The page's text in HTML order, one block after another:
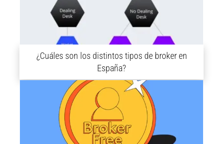
¿Cuáles son los distintos tipos de broker en
España?